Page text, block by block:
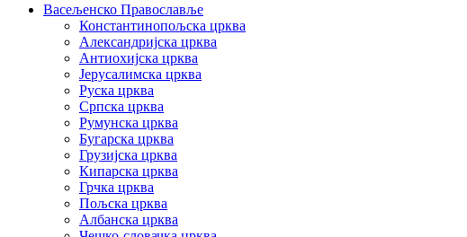
Васељенско Православље
Константинопољска црква
Александријска црква
Антиохијска црква
Јерусалимска црква
Руска црква
Српска црква
Румунска црква
Бугарска црква
Грузијска црква
Кипарска црква
Грчка црква
Пољска црква
Албанска црква